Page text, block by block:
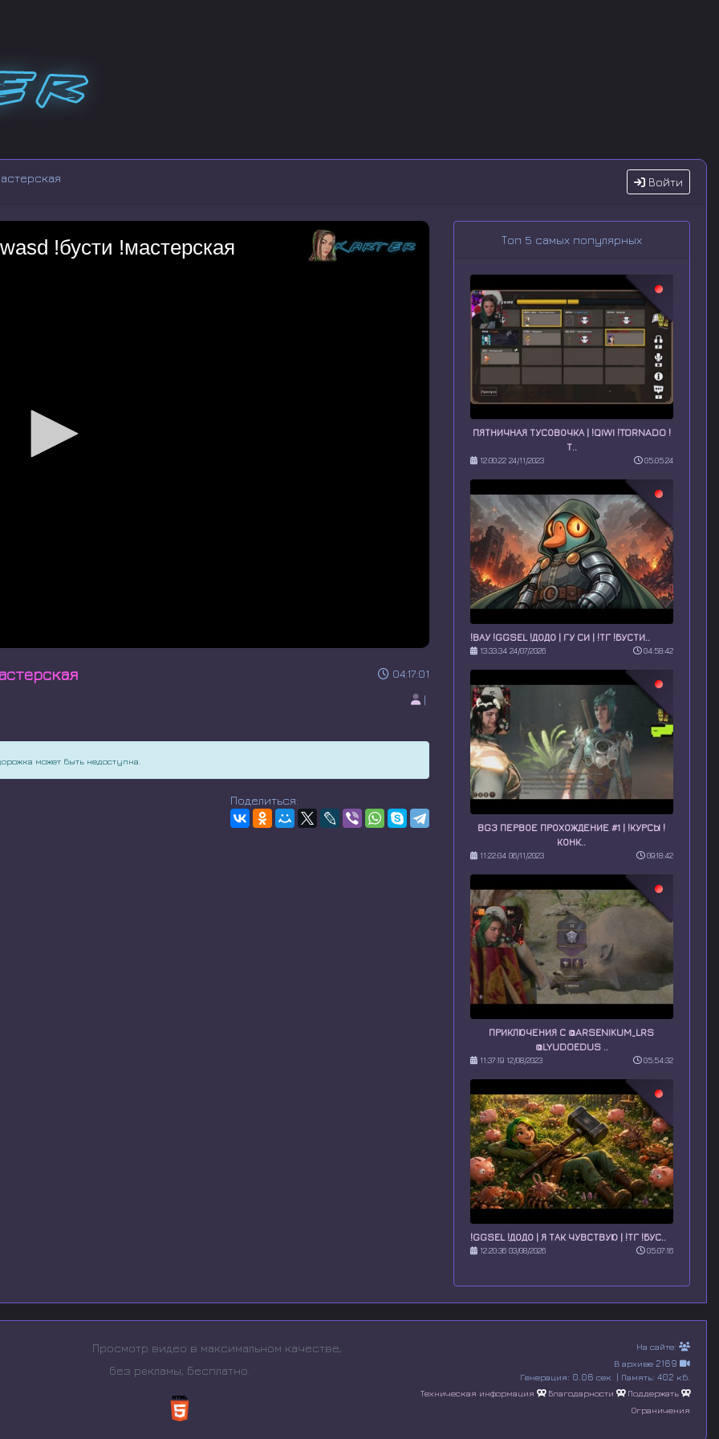
Войти
!бусти !мастерская
04:17:01
|
может быть недоступна.
Поделиться:
Топ 5 самых популярных
ПЯТНИЧНАЯ ТУСОВОЧКА | !QIWI !TORNADO !
Т..
12:00:22 24/11/2023 05:05:24
!ВАУ !GGSEL !ДОДО | ГУ СИ | !ТГ !БУСТИ..
13:33:34 24/07/2026 04:58:42
BG3 ПЕРВОЕ ПРОХОЖДЕНИЕ #1 | !КУРСЫ !
КОНК..
11:22:04 06/11/2023 09:18:42
ПРИКЛЮЧЕНИЯ С @ARSENIKUM_LRS
@LYUDOEDUS ..
11:37:19 12/08/2023 05:54:32
!GGSEL !ДОДО | Я ТАК ЧУВСТВУЮ | !ТГ !БУС..
12:20:36 03/08/2026 05:07:16
Просмотр видео в максимальном качестве,
без рeкламы, бесплатно.
На сайте:
В архиве 2169
Генерация: 0.06 сек. | Память: 402 кб.
Техническая информация
Благодарности
Поддержать
Ограничения